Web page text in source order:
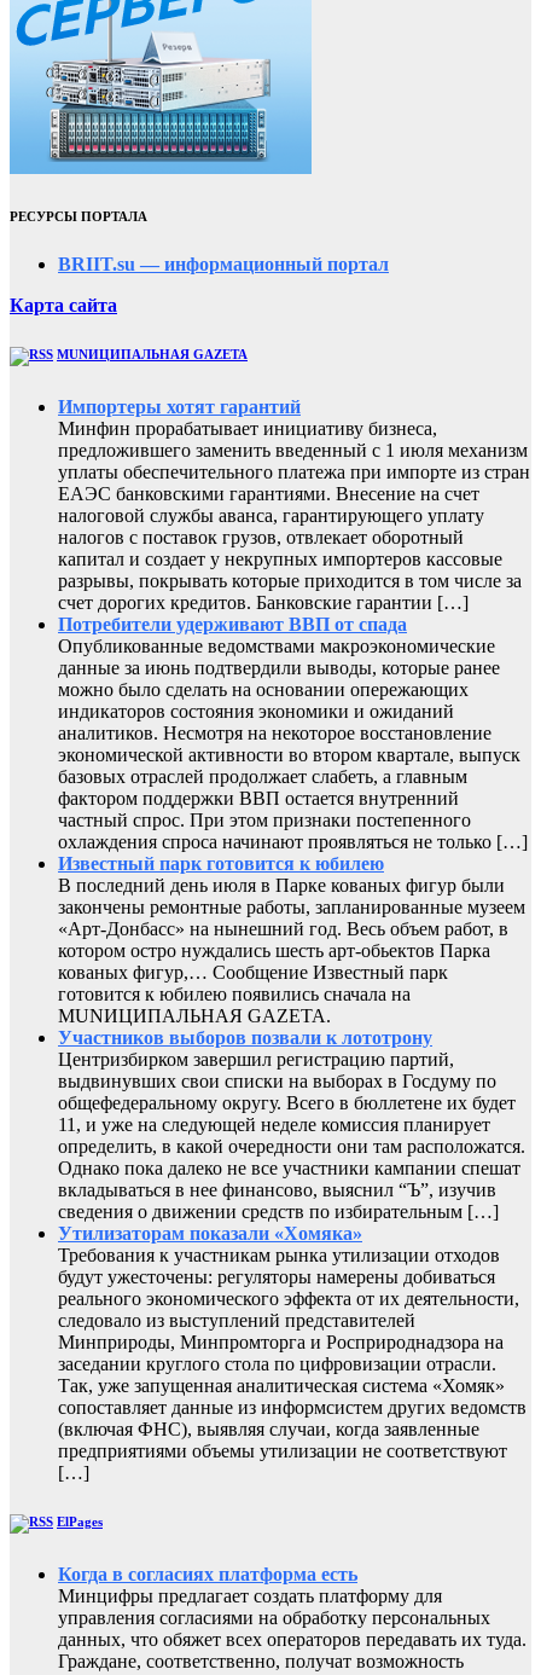
РЕСУРСЫ ПОРТАЛА
BRIIT.su — информационный портал
Карта сайта
MUNИЦИПАЛЬНАЯ GAZЕТА
Импортеры хотят гарантий
Минфин прорабатывает инициативу бизнеса,
предложившего заменить введенный с 1 июля механизм
уплаты обеспечительного платежа при импорте из стран
ЕАЭС банковскими гарантиями. Внесение на счет
налоговой службы аванса, гарантирующего уплату
налогов с поставок грузов, отвлекает оборотный
капитал и создает у некрупных импортеров кассовые
разрывы, покрывать которые приходится в том числе за
счет дорогих кредитов. Банковские гарантии […]
Потребители удерживают ВВП от спада
Опубликованные ведомствами макроэкономические
данные за июнь подтвердили выводы, которые ранее
можно было сделать на основании опережающих
индикаторов состояния экономики и ожиданий
аналитиков. Несмотря на некоторое восстановление
экономической активности во втором квартале, выпуск
базовых отраслей продолжает слабеть, а главным
фактором поддержки ВВП остается внутренний
частный спрос. При этом признаки постепенного
охлаждения спроса начинают проявляться не только […]
Известный парк готовится к юбилею
В последний день июля в Парке кованых фигур были
закончены ремонтные работы, запланированные музеем
«Арт-Донбасс» на нынешний год. Весь объем работ, в
котором остро нуждались шесть арт-обьектов Парка
кованых фигур,… Сообщение Известный парк
готовится к юбилею появились сначала на
MUNИЦИПАЛЬНАЯ GAZЕТА.
Участников выборов позвали к лототрону
Центризбирком завершил регистрацию партий,
выдвинувших свои списки на выборах в Госдуму по
общефедеральному округу. Всего в бюллетене их будет
11, и уже на следующей неделе комиссия планирует
определить, в какой очередности они там расположатся.
Однако пока далеко не все участники кампании спешат
вкладываться в нее финансово, выяснил “Ъ”, изучив
сведения о движении средств по избирательным […]
Утилизаторам показали «Хомяка»
Требования к участникам рынка утилизации отходов
будут ужесточены: регуляторы намерены добиваться
реального экономического эффекта от их деятельности,
следовало из выступлений представителей
Минприроды, Минпромторга и Росприроднадзора на
заседании круглого стола по цифровизации отрасли.
Так, уже запущенная аналитическая система «Хомяк»
сопоставляет данные из информсистем других ведомств
(включая ФНС), выявляя случаи, когда заявленные
предприятиями объемы утилизации не соответствуют
[…]
ElPages
Когда в согласиях платформа есть
Минцифры предлагает создать платформу для
управления согласиями на обработку персональных
данных, что обяжет всех операторов передавать их туда.
Граждане, соответственно, получат возможность